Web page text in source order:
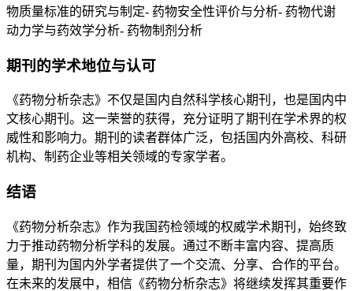
物质量标准的研究与制定- 药物安全性评价与分析- 药物代谢
动力学与药效学分析- 药物制剂分析
期刊的学术地位与认可
《药物分析杂志》不仅是国内自然科学核心期刊，也是国内中
文核心期刊。这一荣誉的获得，充分证明了期刊在学术界的权
威性和影响力。期刊的读者群体广泛，包括国内外高校、科研
机构、制药企业等相关领域的专家学者。
结语
《药物分析杂志》作为我国药检领域的权威学术期刊，始终致
力于推动药物分析学科的发展。通过不断丰富内容、提高质
量，期刊为国内外学者提供了一个交流、分享、合作的平台。
在未来的发展中，相信《药物分析杂志》将继续发挥其重要作